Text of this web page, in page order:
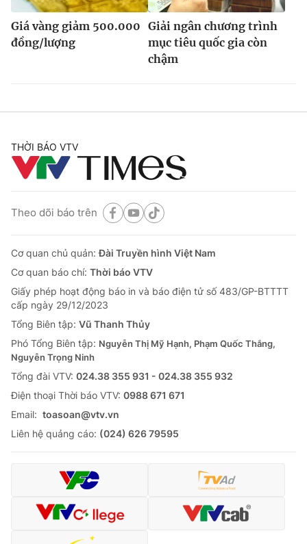
Giá vàng giảm 500.000
đồng/lượng
Giải ngân chương trình
mục tiêu quốc gia còn
chậm
THỜI BÁO VTV
Theo dõi báo trên
Cơ quan chủ quản:Đài Truyền hình Việt Nam
Cơ quan báo chí: Thời báo VTV
Giấy phép hoạt động báo in và báo điện tử số 483/GP-BTTTT
cấp ngày 29/12/2023
Tổng Biên tập: Vũ Thanh Thủy
Phó Tổng Biên tập: Nguyễn Thị Mỹ Hạnh, Phạm Quốc Thắng,
Nguyễn Trọng Ninh
Tổng đài VTV: 024.38 355 931 - 024.38 355 932
Ðiện thoại Thời báo VTV: 0988 671 671
Email: toasoan@vtv.vn
Liên hệ quảng cáo: (024) 626 79595